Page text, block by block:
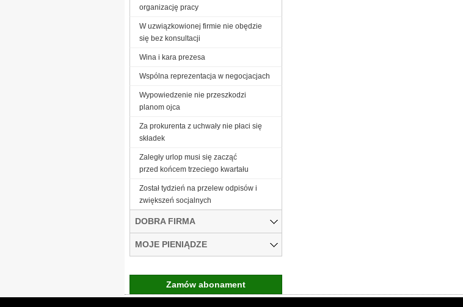
organizację pracy
W uzwiązkowionej firmie nie obędzie
się bez konsultacji
Wina i kara prezesa
Wspólna reprezentacja w negocjacjach
Wypowiedzenie nie przeszkodzi
planom ojca
Za prokurenta z uchwały nie płaci się
składek
Zaległy urlop musi się zacząć
przed końcem trzeciego kwartału
Został tydzień na przelew odpisów i
zwiększeń socjalnych
DOBRA FIRMA
MOJE PIENIĄDZE
Zamów abonament